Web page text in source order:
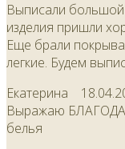
Выписали большой
изделия пришли
Еще брали
легкие. Будем
Екатерина
Выражаю
белья